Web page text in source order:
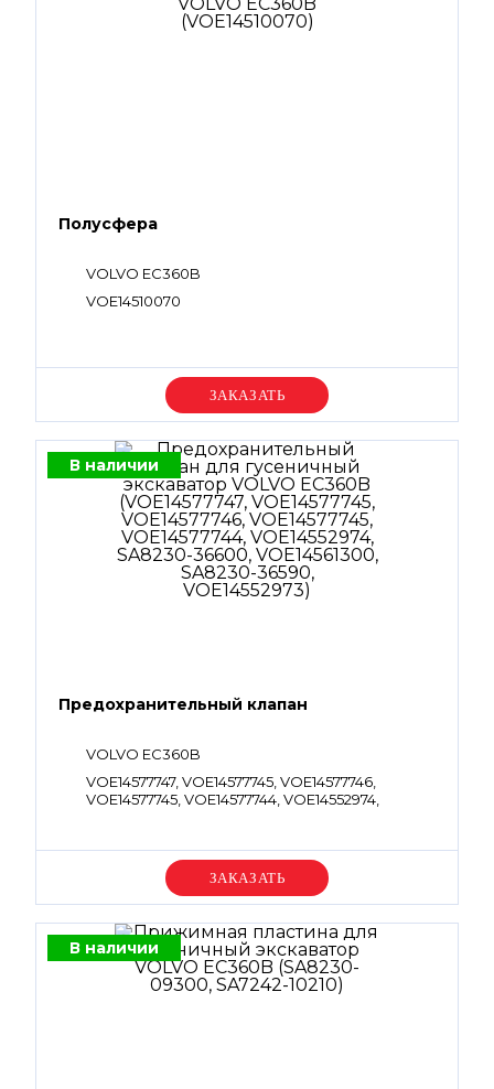
Полусфера
VOLVO EC360B
VOE14510070
Уточняйте цену
В наличии
Предохранительный клапан
VOLVO EC360B
VOE14577747, VOE14577745, VOE14577746,
VOE14577745, VOE14577744, VOE14552974,
Уточняйте цену
В наличии